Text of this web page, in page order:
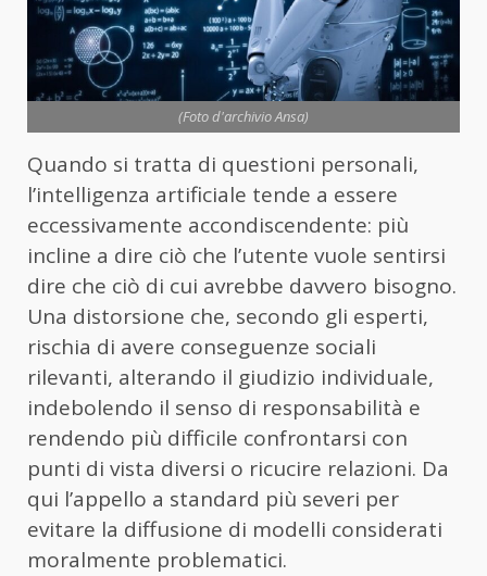
(Foto d'archivio Ansa)
Quando si tratta di questioni personali,
l’intelligenza artificiale tende a essere
eccessivamente accondiscendente: più
incline a dire ciò che l’utente vuole sentirsi
dire che ciò di cui avrebbe davvero bisogno.
Una distorsione che, secondo gli esperti,
rischia di avere conseguenze sociali
rilevanti, alterando il giudizio individuale,
indebolendo il senso di responsabilità e
rendendo più difficile confrontarsi con
punti di vista diversi o ricucire relazioni. Da
qui l’appello a standard più severi per
evitare la diffusione di modelli considerati
moralmente problematici.